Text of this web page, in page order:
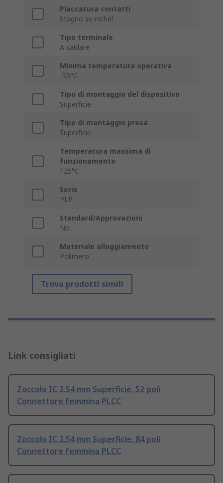
Placcatura contatti
Stagno su nichel
Tipo terminale
A saldare
Minima temperatura operativa
-55°C
Tipo di montaggio del dispositivo
Superficie
Tipo di montaggio presa
Superficie
Temperatura massima di
funzionamento
125°C
Serie
PLP
Standard/Approvazioni
No
Materiale alloggiamento
Polimero
Trova prodotti simili
Link consigliati
Zoccolo IC 2.54 mm Superficie, 52 poli
Connettore femmina PLCC
Zoccolo IC 2.54 mm Superficie, 84 poli
Connettore femmina PLCC